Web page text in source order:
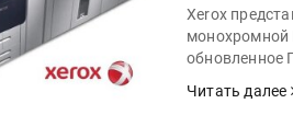
Xerox
монохромной
обновленное
Читать далее
«Калькулятор утилизации»
«Дубль В» расширяет ассортимент